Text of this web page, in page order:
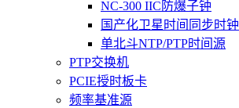
NC-300 IIC防爆子钟
国产化卫星时间同步时钟
单北斗NTP/PTP时间源
PTP交换机
PCIE授时板卡
频率基准源